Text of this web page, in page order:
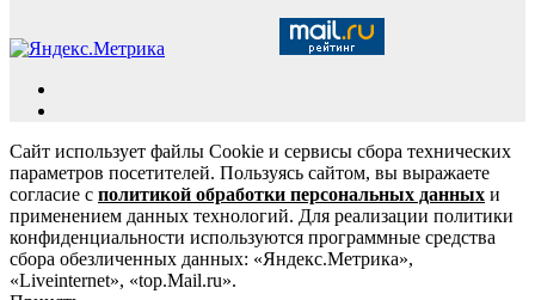
Сайт использует файлы Cookie и сервисы сбора технических
параметров посетителей. Пользуясь сайтом, вы выражаете
согласие с политикой обработки персональных данных и
применением данных технологий. Для реализации политики
конфиденциальности используются программные средства
сбора обезличенных данных: «Яндекс.Метрика»,
«Liveinternet», «top.Mail.ru».